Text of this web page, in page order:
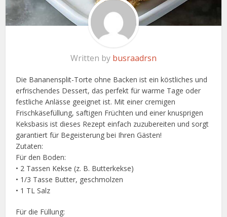
Written by busraadrsn
Die Bananensplit-Torte ohne Backen ist ein köstliches und
erfrischendes Dessert, das perfekt für warme Tage oder
festliche Anlässe geeignet ist. Mit einer cremigen
Frischkäsefüllung, saftigen Früchten und einer knusprigen
Keksbasis ist dieses Rezept einfach zuzubereiten und sorgt
garantiert für Begeisterung bei Ihren Gästen!
Zutaten:
Für den Boden:
• 2 Tassen Kekse (z. B. Butterkekse)
• 1/3 Tasse Butter, geschmolzen
• 1 TL Salz
Für die Füllung: